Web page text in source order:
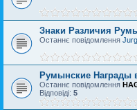
Знаки Различия
Останнє повідомлення
Румынские Награды
Останнє повідомлення
Відповіді: 5